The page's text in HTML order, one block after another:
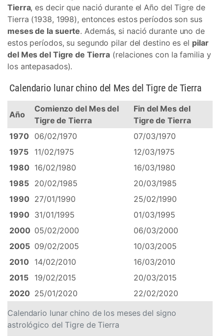
Tierra, es decir que nació durante el Año del Tigre de
Tierra (1938, 1998), entonces estos períodos son sus
meses de la suerte. Además, si nació durante uno de
estos períodos, su segundo pilar del destino es el pilar
del Mes del Tigre de Tierra (relaciones con la familia y
los antepasados).
Calendario lunar chino de los meses del signo
astrológico del Tigre de Tierra
Calendario lunar chino del Mes del Tigre de Tierra
Año
Comienzo del Mes del
Tigre de Tierra
Fin del Mes del
Tigre de Tierra
1970
06/02/1970
07/03/1970
1975
11/02/1975
12/03/1975
1980 16/02/1980
16/03/1980
1985
20/02/1985
20/03/1985
1990 27/01/1990
25/02/1990
1990 31/01/1995
01/03/1995
2000 05/02/2000
06/03/2000
2005 09/02/2005
10/03/2005
2010
14/02/2010
16/03/2010
2015
19/02/2015
20/03/2015
2020 25/01/2020 22/02/2020